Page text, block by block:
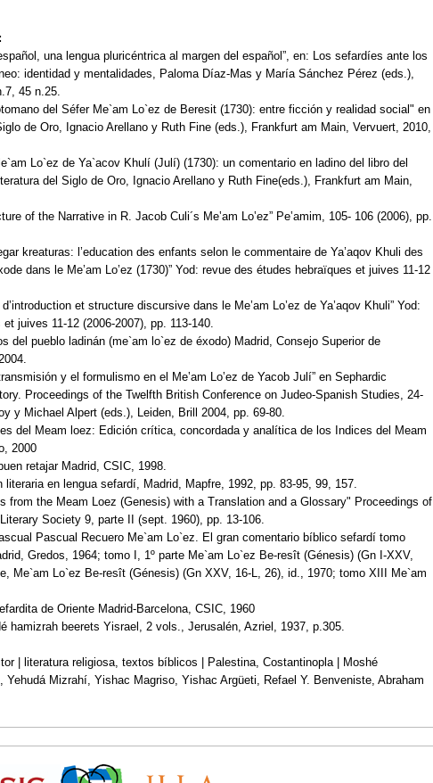
una lengua pluricéntrica al margen del español”, en: Los sefardíes ante los
identidad y mentalidades, Paloma Díaz-Mas y María Sánchez Pérez (eds.),
45 n.25.
del Séfer Me`am Lo`ez de Beresit (1730): entre ficción y realidad social" en
de Oro, Ignacio Arellano y Ruth Fine (eds.), Frankfurt am Main, Vervuert, 2010,
Lo`ez de Ya`acov Khulí (Julí) (1730): un comentario en ladino del libro del
del Siglo de Oro, Ignacio Arellano y Ruth Fine(eds.), Frankfurt am Main,
of the Narrative in R. Jacob Culi´s Me‛am Lo‛ez” Pe‛amim, 105- 106 (2006), pp.
kreaturas: l’education des enfants selon le commentaire de Ya’aqov Khuli des
dans le Me’am Lo’ez (1730)” Yod: revue des études hebraïques et juives 11-12
et structure discursive dans le Me’am Lo’ez de Ya’aqov Khuli” Yod:
juives 11-12 (2006-2007), pp. 113-140.
del pueblo ladinán (me`am lo`ez de éxodo) Madrid, Consejo Superior de
y el formulismo en el Me‛am Lo‛ez de Yacob Julí” en Sephardic
Proceedings of the Twelfth British Conference on Judeo-Spanish Studies, 24-
y Michael Alpert (eds.), Leiden, Brill 2004, pp. 69-80.
del Meam loez: Edición crítica, concordada y analítica de los Indices del Meam
2000
retajar Madrid, CSIC, 1998.
literaria en lengua sefardí, Madrid, Mapfre, 1992, pp. 83-95, 99, 157.
from the Meam Loez (Genesis) with a Translation and a Glossary" Proceedings of
Society 9, parte II (sept. 1960), pp. 13-106.
Pascual Recuero Me`am Lo`ez. El gran comentario bíblico sefardí tomo
Gredos, 1964; tomo I, 1º parte Me`am Lo`ez Be-resît (Génesis) (Gn I-XXV,
Me`am Lo`ez Be-resît (Génesis) (Gn XXV, 16-L, 26), id., 1970; tomo XIII Me`am
de Oriente Madrid-Barcelona, CSIC, 1960
hamizrah beerets Yisrael, 2 vols., Jerusalén, Azriel, 1937, p.305.
| literatura religiosa, textos bíblicos | Palestina, Costantinopla | Moshé
Yehudá Mizrahí, Yishac Magriso, Yishac Argüeti, Refael Y. Benveniste, Abraham